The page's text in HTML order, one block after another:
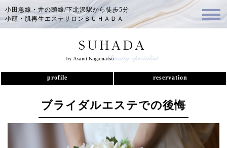
小田急線・井の頭線/下北沢駅から徒歩5分
小顔・肌再生エステサロンＳＵＨＡＤＡ
profile reservation
ブライダルエステでの後悔